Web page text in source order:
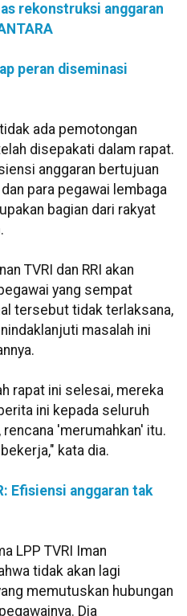
rekonstruksi anggaran
peran diseminasi
ada pemotongan
disepakati dalam rapat.
anggaran bertujuan
para pegawai lembaga
bagian dari rakyat
TVRI dan RRI akan
yang sempat
tersebut tidak terlaksana,
masalah ini
rapat ini selesai, mereka
ini kepada seluruh
rencana 'merumahkan' itu.
kata dia.
Efisiensi anggaran tak
LPP TVRI Iman
tidak akan lagi
memutuskan hubungan
Dia